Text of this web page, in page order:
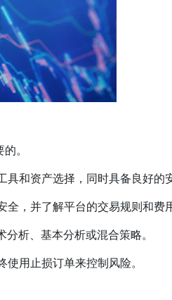
。
和资产选择，同时具备良好的
，并了解平台的交易规则和费
析、基本分析或混合策略。
用止损订单来控制风险。